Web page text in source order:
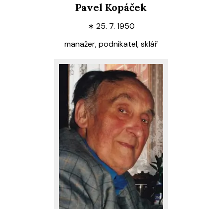
Pavel Kopáček
∗ 25. 7. 1950
manažer, podnikatel, sklář